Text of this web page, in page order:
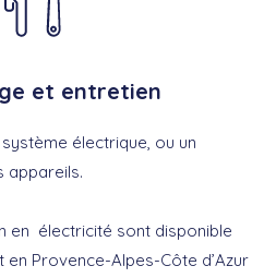
et entretien
électrique, ou un
appareils.
en électricité sont disponible
Provence-Alpes-Côte d’Azur